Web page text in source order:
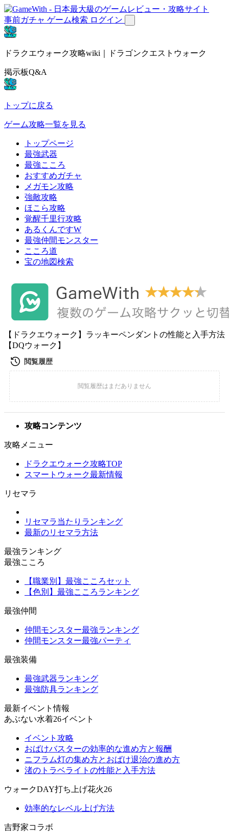
事前ガチャ ゲーム検索 ログイン
ドラクエウォーク攻略wiki｜ドラゴンクエストウォーク
掲示板Q&A
トップに戻る
ゲーム攻略一覧を見る
トップページ
最強武器
最強こころ
おすすめガチャ
メガモン攻略
強敵攻略
ほこら攻略
覚醒千里行攻略
あるくんですW
最強仲間モンスター
こころ道
宝の地図検索
【ドラクエウォーク】ラッキーペンダントの性能と入手方法
【DQウォーク】
攻略コンテンツ
攻略メニュー
ドラクエウォーク攻略TOP
スマートウォーク最新情報
リセマラ
リセマラ当たりランキング
最新のリセマラ方法
最強ランキング
最強こころ
【職業別】最強こころセット
【色別】最強こころランキング
最強仲間
仲間モンスター最強ランキング
仲間モンスター最強パーティ
最強装備
最強武器ランキング
最強防具ランキング
最新イベント情報
あぶない水着26イベント
イベント攻略
おばけバスターの効率的な進め方と報酬
ニフラム灯の集め方とおばけ退治の進め方
渚のトラベライトの性能と入手方法
ウォークDAY打ち上げ花火26
効率的なレベル上げ方法
吉野家コラボ